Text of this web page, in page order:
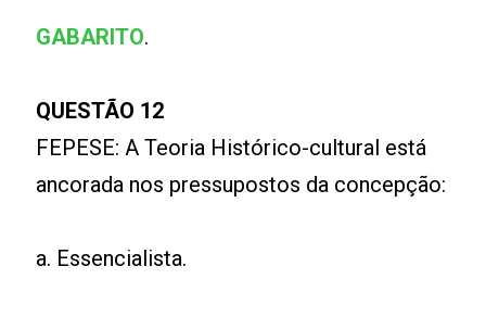
GABARITO.
QUESTÃO 12
FEPESE: A Teoria Histórico-cultural está
ancorada nos pressupostos da concepção:
a. Essencialista.